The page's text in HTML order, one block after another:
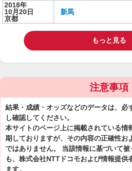
2018年
10月20日
京都
新馬
もっと見る
注意事項
結果・成績・オッズなどのデータは、必
し確認してください。
本サイトのページ上に掲載されている情
期しておりますが、その内容の正確性お
ではありません。 当該情報に基づいて
も、株式会社NTTドコモおよび情報提供
ます。